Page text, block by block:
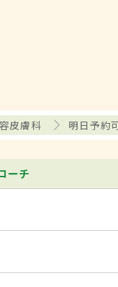
皮膚科 明日予約
ーチ